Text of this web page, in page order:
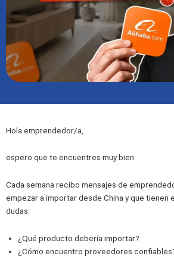
Hola emprendedor/a,
espero que te encuentres muy bien.
Cada semana recibo mensajes de
empezar a importar desde China y que tienen
dudas:
¿Qué producto debería importar?
¿Cómo encuentro proveedores